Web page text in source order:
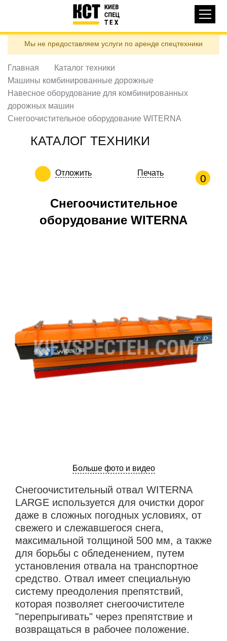
содержанию
навигация
КАТАЛОГ ТЕХНИКИ
ДОСТАВКА И ОПЛАТА
О НАС
ОТЗЫВЫ
КОНТАКТЫ
Контактні телефони:
ЗАДАТЬ ВОПРОС ua ru
Мы не предоставляем услуги по аренде спецтехники
Главная
Каталог техники
Машины комбинированные дорожные
Навесное оборудование для комбинированных
дорожных машин
Снегоочистительное оборудование WITERNA
КАТАЛОГ ТЕХНИКИ
Отложить Печать 0
Снегоочистительное
оборудование WITERNA
Больше фото и видео
Снегоочистительный отвал WITERNA
LARGE используется для очистки дорог
даже в сложных погодных условиях, от
свежего и слежавшегося снега,
максимальной толщиной 500 мм, а также
для борьбы с обледенением, путем
установления отвала на транспортное
средство. Отвал имеет специальную
систему преодоления препятствий,
которая позволяет снегоочистителе
"перепрыгивать" через препятствие и
возвращаться в рабочее положение.